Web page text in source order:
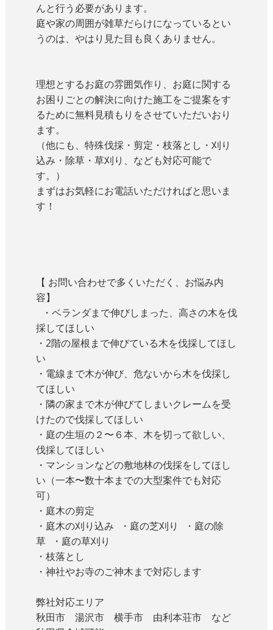
んと行う必要があります。
庭や家の周囲が雑草だらけになっているとい
うのは、やはり見た目も良くありません。
理想とするお庭の雰囲気作り、お庭に関する
お困りごとの解決に向けた施工をご提案をす
るために無料見積もりをさせていただいおり
ます。
（他にも、特殊伐採・剪定・枝落とし・刈り
込み・除草・草刈り、なども対応可能で
す。）
まずはお気軽にお電話いただければと思いま
す！
【 お問い合わせで多くいただく、お悩み内
容】
・ベランダまで伸びしまった、高さの木を伐
採してほしい
・2階の屋根まで伸びている木を伐採してほし
い
・電線まで木が伸び、危ないから木を伐採し
てほしい
・隣の家まで木が伸びてしまいクレームを受
けたので伐採してほしい
・庭の生垣の２〜６本、木を切って欲しい、
伐採してほしい
・マンションなどの敷地林の伐採をしてほし
い（一本〜数十本までの大型案件でも対応
可）
・庭木の剪定
・庭木の刈り込み ・庭の芝刈り ・庭の除
草 ・庭の草刈り
・枝落とし
・神社やお寺のご神木まで対応します
弊社対応エリア
秋田市 湯沢市 横手市 由利本荘市 など